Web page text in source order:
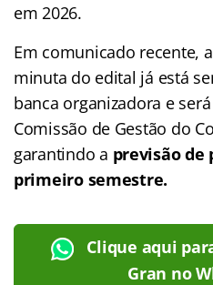
em 2026.
Em comunicado recente,
minuta do edital já está
banca organizadora e
Comissão de Gestão do
garantindo a previsão de
primeiro semestre.
Clique aqui
Gran no